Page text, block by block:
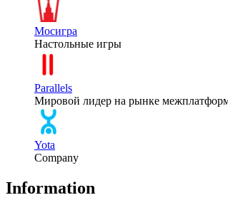
Мосигра
Настольные игры
Parallels
Мировой лидер на рынке
Yota
Company
Information